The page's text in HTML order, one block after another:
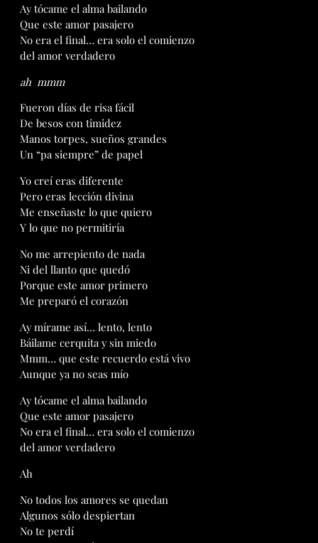
Ay tócame el alma bailando
Que este amor pasajero
No era el final… era solo el comienzo
del amor verdadero
ah mmm
Fueron días de risa fácil
De besos con timidez
Manos torpes, sueños grandes
Un “pa siempre” de papel
Yo creí eras diferente
Pero eras lección divina
Me enseñaste lo que quiero
Y lo que no permitiría
No me arrepiento de nada
Ni del llanto que quedó
Porque este amor primero
Me preparó el corazón
Ay mírame así… lento, lento
Báilame cerquita y sin miedo
Mmm… que este recuerdo está vivo
Aunque ya no seas mío
Ay tócame el alma bailando
Que este amor pasajero
No era el final… era solo el comienzo
del amor verdadero
Ah
No todos los amores se quedan
Algunos sólo despiertan
No te perdí